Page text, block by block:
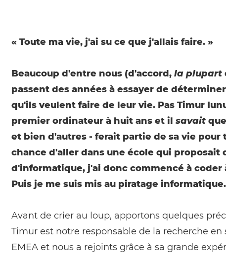
« Toute ma vie, j'ai su ce que j'allais faire. »
Beaucoup d'entre nous (d'accord, la plupart
passent des années à essayer de
qu'ils veulent faire de leur vie. Pas Timur
premier ordinateur à huit ans et il savait
et bien d'autres - ferait partie de sa vie pour
chance d'aller dans une école qui proposait
d'informatique, j'ai donc commencé à coder
Puis je me suis mis au piratage
Avant de crier au loup, apportons quelques
Timur est notre responsable de la recherche en
EMEA et nous a rejoints grâce à sa grande